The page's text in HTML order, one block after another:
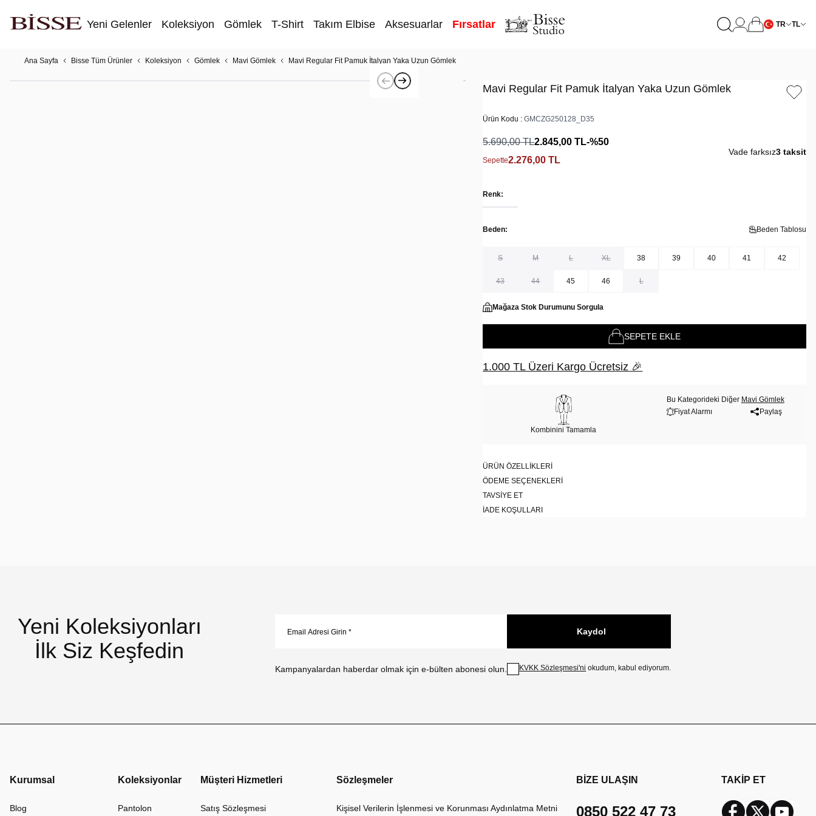
Yeni Gelenler Koleksiyon Gömlek T-Shirt Takım Elbise Aksesuarlar Fırsatlar TR TL
Ana Sayfa Bisse Tüm Ürünler Koleksiyon Gömlek Mavi Gömlek Mavi Regular Fit Pamuk İtalyan Yaka Uzun Gömlek
Mavi Regular Fit Pamuk İtalyan Yaka Uzun Gömlek
Ürün Kodu :GMCZG250128_D35
5.690,00TL2.845,00 TL-%50
Sepette2.276,00 TL
Vade farksız3 taksit
Renk:
Beden: Beden Tablosu
S M L XL 38 39 40 41 42
43 44 45 46 L
Mağaza Stok Durumunu Sorgula
SEPETE EKLE
1.000 TL Üzeri Kargo Ücretsiz 🎉
Kombinini Tamamla
Bu Kategorideki Diğer Mavi Gömlek
Fiyat Alarmı
Paylaş
ÜRÜN ÖZELLIKLERI
ÖDEME SEÇENEKLERI
TAVSIYE ET
İADE KOŞULLARI
Yeni Koleksiyonları
İlk Siz Keşfedin
Kampanyalardan haberdar olmak için e-bülten abonesi olun.
Kaydol
KVKK Sözleşmesi'ni okudum, kabul ediyorum.
Kurumsal
Blog
Koleksiyonlar
Pantolon
Müşteri Hizmetleri
Satış Sözleşmesi
Sözleşmeler
Kişisel Verilerin İşlenmesi ve Korunması Aydınlatma Metni
BİZE ULAŞIN
0850 522 47 73
TAKİP ET